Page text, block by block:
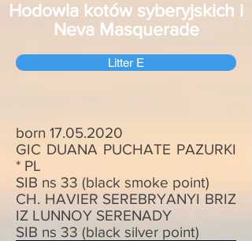
Hodowla kotów syberyjskich i
Neva Masquerade
Litter E
born 17.05.2020
GIC DUANA PUCHATE PAZURKI
* PL
SIB ns 33 (black smoke point)
CH. HAVIER SEREBRYANYI BRIZ
IZ LUNNOY SERENADY
SIB ns 33 (black silver point)